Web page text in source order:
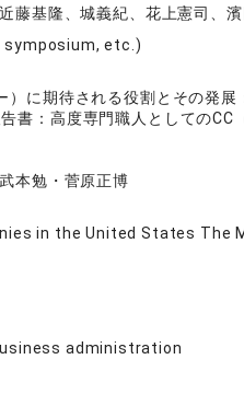
藤基隆、城義紀、花上憲司、
symposium, etc.)
に期待される役割とその発
書：高度専門職人としての
本勉・菅原正博
in the United States The
administration